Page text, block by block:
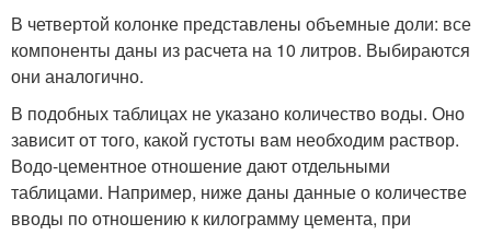
В четвертой колонке представлены объемные доли: все
компоненты даны из расчета на 10 литров. Выбираются
они аналогично.
В подобных таблицах не указано количество воды. Оно
зависит от того, какой густоты вам необходим раствор.
Водо-цементное отношение дают отдельными
таблицами. Например, ниже даны данные о количестве
вводы по отношению к килограмму цемента, при